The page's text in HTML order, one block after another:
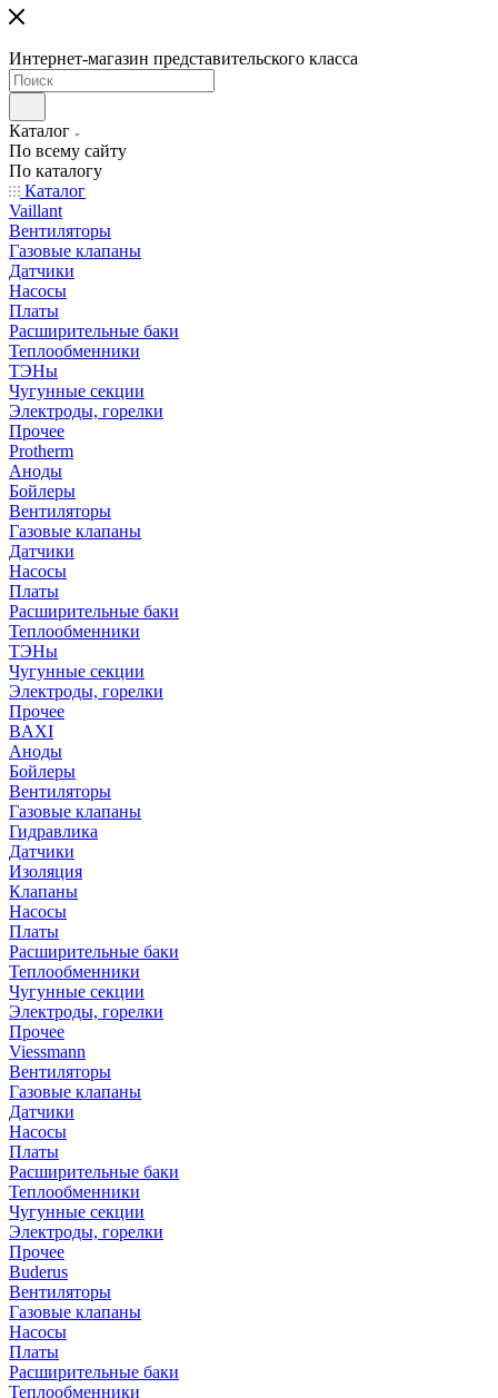
Интернет-магазин представительского класса
Каталог
По всему сайту
По каталогу
Каталог
Vaillant
Вентиляторы
Газовые клапаны
Датчики
Насосы
Платы
Расширительные баки
Теплообменники
ТЭНы
Чугунные секции
Электроды, горелки
Прочее
Protherm
Аноды
Бойлеры
Вентиляторы
Газовые клапаны
Датчики
Насосы
Платы
Расширительные баки
Теплообменники
ТЭНы
Чугунные секции
Электроды, горелки
Прочее
BAXI
Аноды
Бойлеры
Вентиляторы
Газовые клапаны
Гидравлика
Датчики
Изоляция
Клапаны
Насосы
Платы
Расширительные баки
Теплообменники
Чугунные секции
Электроды, горелки
Прочее
Viessmann
Вентиляторы
Газовые клапаны
Датчики
Насосы
Платы
Расширительные баки
Теплообменники
Чугунные секции
Электроды, горелки
Прочее
Buderus
Вентиляторы
Газовые клапаны
Насосы
Платы
Расширительные баки
Теплообменники